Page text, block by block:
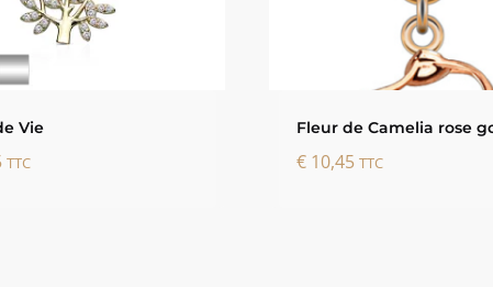
Vie
TTC
Fleur de Camelia rose
€10,45 TTC